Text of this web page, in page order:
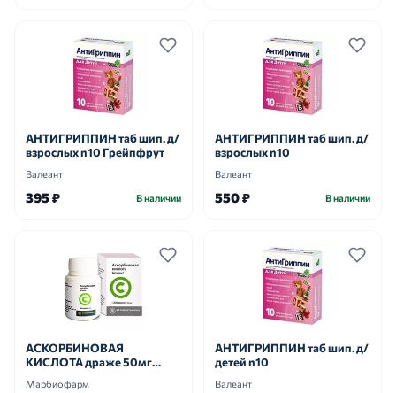
АНТИГРИППИН таб шип. д/
взрослых n10 Грейпфрут
Валеант
395 ₽ В наличии
АНТИГРИППИН таб шип. д/
взрослых n10
Валеант
550 ₽ В наличии
АСКОРБИНОВАЯ
КИСЛОТА драже 50мг
Марбиофарм
АНТИГРИППИН таб шип. д/
детей n10
Валеант